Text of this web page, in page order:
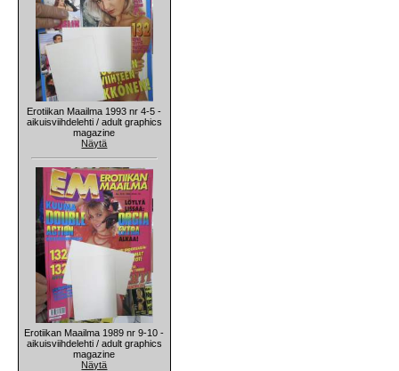
Erotiikan Maailma 1993 nr 4-5 -
aikuisviihdelehti / adult graphics
magazine
Näytä
Erotiikan Maailma 1989 nr 9-10 -
aikuisviihdelehti / adult graphics
magazine
Näytä